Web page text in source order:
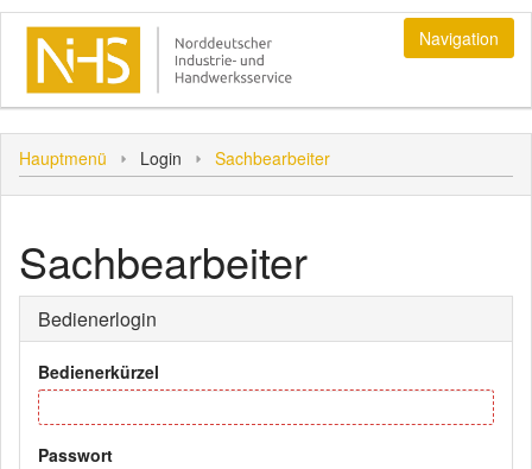
Navigation
Login
Bediener
Personal
Sonstiges
Hauptmenü
Hauptmenü Login Sachbearbeiter
Sachbearbeiter
Bedienerlogin
Bedienerkürzel
Passwort